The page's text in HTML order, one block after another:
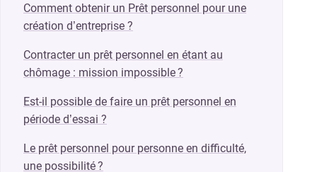
Comment obtenir un Prêt personnel pour une
création d’entreprise ?
Contracter un prêt personnel en étant au
chômage : mission impossible ?
Est-il possible de faire un prêt personnel en
période d’essai ?
Le prêt personnel pour personne en difficulté,
une possibilité ?